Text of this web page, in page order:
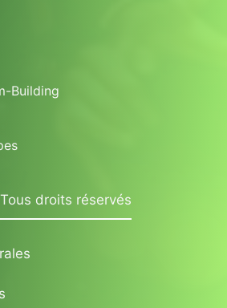
Building
droits réservés